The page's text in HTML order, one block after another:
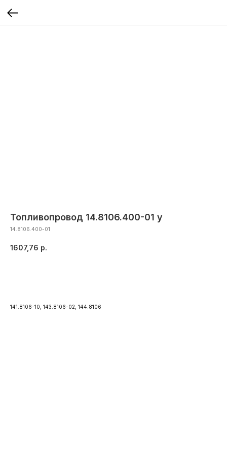
Топливопровод 14.8106.400-01 у
14.8106.400-01
1607,76 р.
141.8106-10, 143.8106-02, 144.8106